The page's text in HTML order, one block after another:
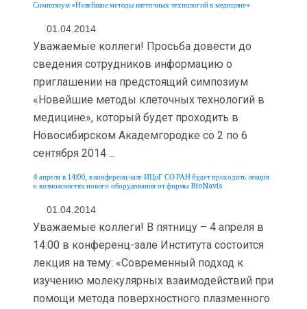
Симпозиум «Новейшие методы клеточных технологий в медицине»
01.04.2014
Уважаемые коллеги! Просьба довести до
сведения сотрудников информацию о
приглашении на предстоящий симпозиум
«Новейшие методы клеточных технологий в
медицине», который будет проходить в
Новосибирском Академгородке со 2 по 6
сентября 2014 ...
4 апреля в 14:00, в конференц-зале ИЦиГ СО РАН будет проходить лекция
о возможностях нового оборудования от фирмы BioNavis
01.04.2014
Уважаемые коллеги! В пятницу – 4 апреля в
14:00 в конференц-зале Института состоится
лекция на тему: «Современный подход к
изучению молекулярных взаимодействий при
помощи метода поверхностного плазменного